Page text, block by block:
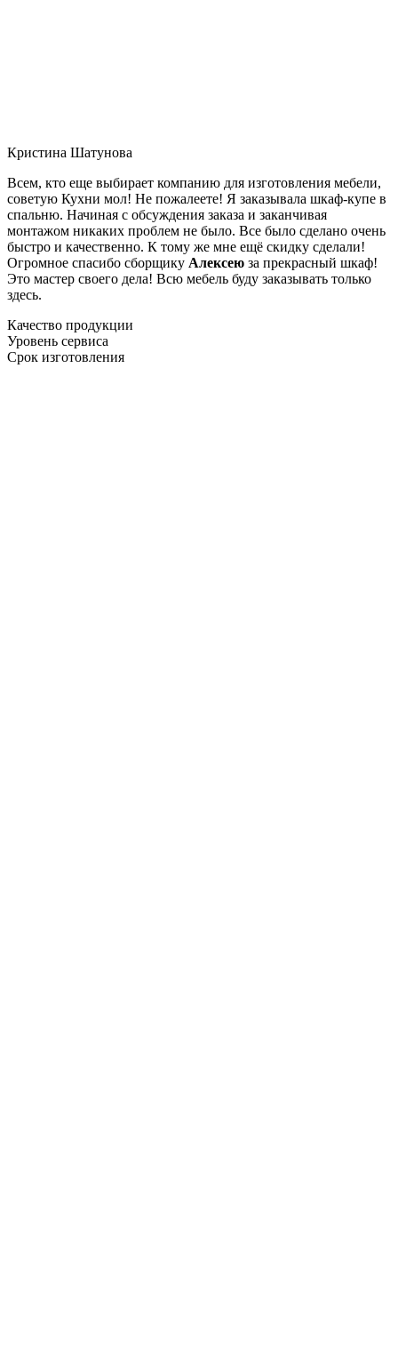
Кристина Шатунова
Всем, кто еще выбирает компанию для изготовления мебели,
советую Кухни мол! Не пожалеете! Я заказывала шкаф-купе в
спальню. Начиная с обсуждения заказа и заканчивая
монтажом никаких проблем не было. Все было сделано очень
быстро и качественно. К тому же мне ещё скидку сделали!
Огромное спасибо сборщику Алексею за прекрасный шкаф!
Это мастер своего дела! Всю мебель буду заказывать только
здесь.
Качество продукции
Уровень сервиса
Срок изготовления